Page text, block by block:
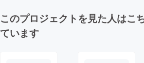
このプロジェクトを見た人はこ
ています